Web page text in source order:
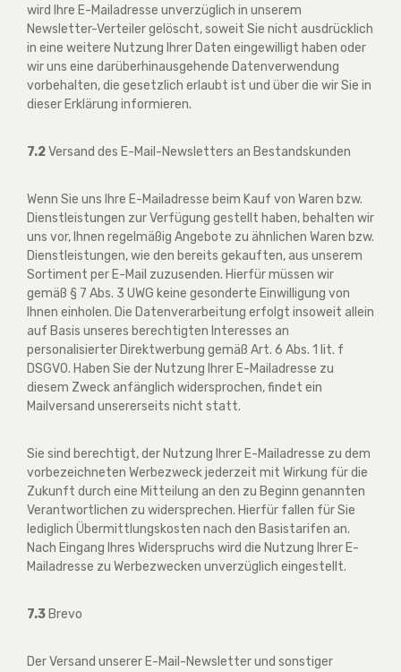
wird Ihre E-Mailadresse unverzüglich in unserem
Newsletter-Verteiler gelöscht, soweit Sie nicht ausdrücklich
in eine weitere Nutzung Ihrer Daten eingewilligt haben oder
wir uns eine darüberhinausgehende Datenverwendung
vorbehalten, die gesetzlich erlaubt ist und über die wir Sie in
dieser Erklärung informieren.
7.2Versand des E-Mail-Newsletters an Bestandskunden
Wenn Sie uns Ihre E-Mailadresse beim Kauf von Waren bzw.
Dienstleistungen zur Verfügung gestellt haben, behalten wir
uns vor, Ihnen regelmäßig Angebote zu ähnlichen Waren bzw.
Dienstleistungen, wie den bereits gekauften, aus unserem
Sortiment per E-Mail zuzusenden. Hierfür müssen wir
gemäß § 7 Abs. 3 UWG keine gesonderte Einwilligung von
Ihnen einholen. Die Datenverarbeitung erfolgt insoweit allein
auf Basis unseres berechtigten Interesses an
personalisierter Direktwerbung gemäß Art. 6 Abs. 1 lit. f
DSGVO. Haben Sie der Nutzung Ihrer E-Mailadresse zu
diesem Zweck anfänglich widersprochen, findet ein
Mailversand unsererseits nicht statt.
Sie sind berechtigt, der Nutzung Ihrer E-Mailadresse zu dem
vorbezeichneten Werbezweck jederzeit mit Wirkung für die
Zukunft durch eine Mitteilung an den zu Beginn genannten
Verantwortlichen zu widersprechen. Hierfür fallen für Sie
lediglich Übermittlungskosten nach den Basistarifen an.
Nach Eingang Ihres Widerspruchs wird die Nutzung Ihrer E-
Mailadresse zu Werbezwecken unverzüglich eingestellt.
7.3 Brevo
Der Versand unserer E-Mail-Newsletter und sonstiger